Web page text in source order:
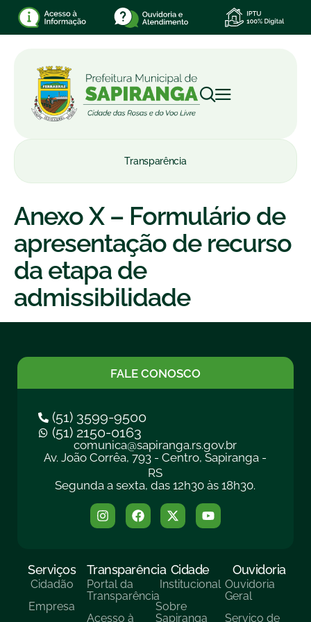
Transparência
Anexo X – Formulário de
apresentação de recurso
da etapa de
admissibilidade
FALE CONOSCO
(51) 3599-9500
(51) 2150-0163
comunica@sapiranga.rs.gov.br
Av. João Corrêa, 793 - Centro, Sapiranga -
RS
Segunda a sexta, das 12h30 às 18h30.
Serviços
Cidadão
Empresa
Transparência
Portal da
Transparência
Acesso à
Cidade
Institucional
Sobre
Sapiranga
Ouvidoria
Ouvidoria
Geral
Serviço de